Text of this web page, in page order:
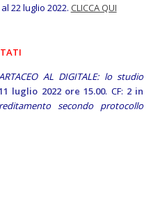
22 luglio 2022. CLICCA QUI
AL DIGITALE: lo studio
luglio 2022 ore 15.00. CF: 2 in
secondo protocollo